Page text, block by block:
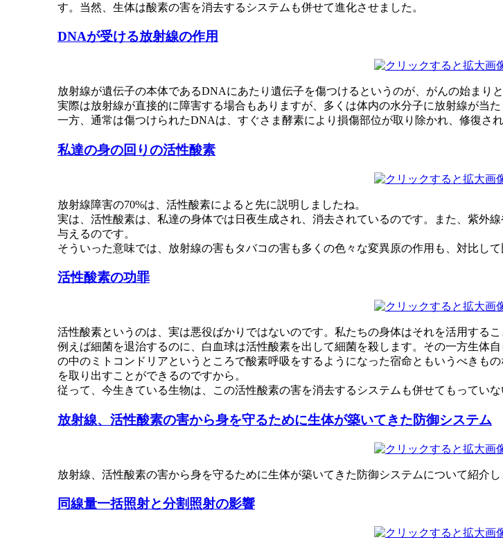
す。当然、生体は酸素の害を消去するシステムも併せて進化させました。
DNAが受ける放射線の作用
放射線が遺伝子の本体であるDNAにあたり遺伝子を傷つけるというのが、がんの始まり
実際は放射線が直接的に障害する場合もありますが、多くは体内の水分子に放射線が当
一方、通常は傷つけられたDNAは、すぐさま酵素により損傷部位が取り除かれ、修復され
私達の身の回りの活性酸素
放射線障害の70%は、活性酸素によると先に説明しましたね。
実は、活性酸素は、私達の身体では日夜生成され、消去されているのです。また、紫外
与えるのです。
そういった意味では、放射線の害もタバコの害も多くの色々な変異原の作用も、対比して
活性酸素の功罪
活性酸素というのは、実は悪役ばかりではないのです。私たちの身体はそれを活用するこ
例えば細菌を退治するのに、白血球は活性酸素を出して細菌を殺します。その一方生体
の中のミトコンドリアというところで酸素呼吸をするようになった宿命ともいうべきも
を取り出すことができるのですから。
従って、今生きている生物は、この活性酸素の害を消去するシステムも併せてもってい
放射線、活性酸素の害から身を守るために生体が築いてきた防御システム
放射線、活性酸素の害から身を守るために生体が築いてきた防御システムについて紹介し
同線量一括照射と分割照射の影響